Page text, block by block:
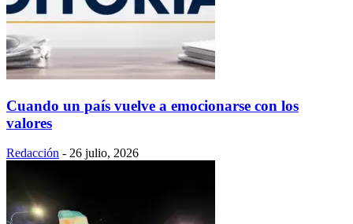
Cuando un país vuelve a emocionarse con los
valores
Redacción - 26 julio, 2026